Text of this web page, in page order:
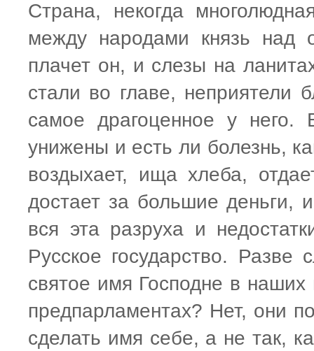
Страна, некогда
между народами князь над
плачет он, и слезы на
стали во главе, неприятели
самое драгоценное у
унижены и есть ли болезнь,
воздыхает, ища хлеба,
достает за большие деньги,
вся эта разруха и
Русское государство.
святое имя Господне в наших
предпарламентах? Нет, они
сделать имя себе, а не так,